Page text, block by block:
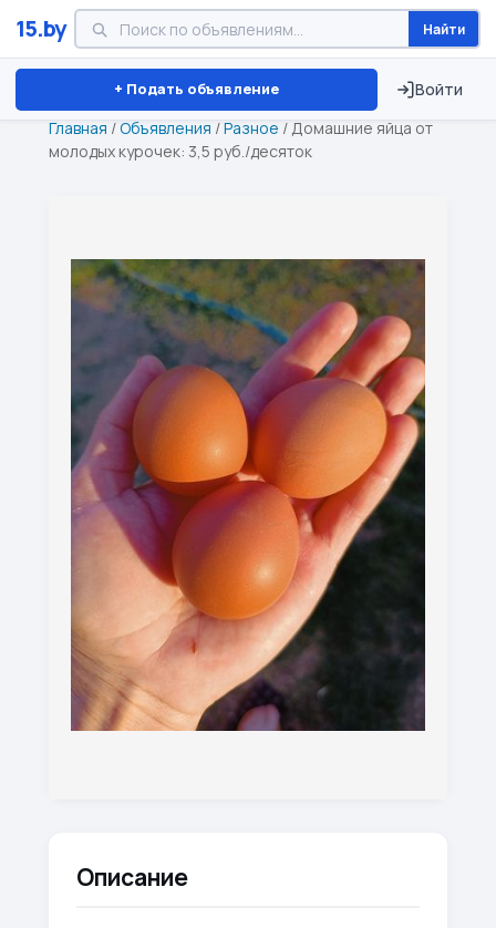
15.by Найти
+ Подать объявление Войти
Минск Витебск Брест ⏱ ТОЛЬКО 15 ДНЕЙ
Главная /Объявления /Разное / Домашние яйца от
молодых курочек: 3,5 руб./десяток
Описание